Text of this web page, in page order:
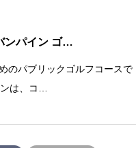
ンパイン ゴ…
のパブリックゴルフコースで
は、コ…